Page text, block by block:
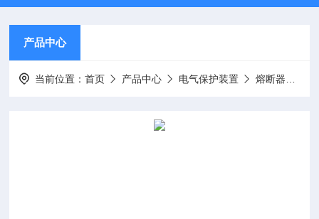
产品中心
当前位置：首页 产品中心 电气保护装置 熔断器